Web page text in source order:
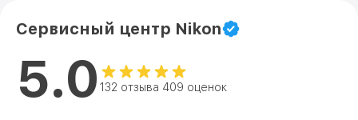
Сервисный центр Nikon
5.0 132 отзыва 409 оценок